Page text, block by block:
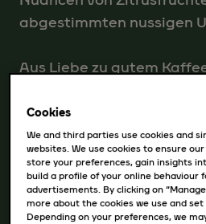
abgestimmten nussigen
Aus Liebe zu gutem
unsere Jacobs Barista
Erlebnis direkt zu Dir
ausdrucksstarken
wir Deine
neues Level.
Cookies
We and third parties use cookies and
websites. We use cookies to ensure
store your preferences, gain insights
build a profile of your online behaviour
advertisements. By clicking on
more about the cookies we use and
Depending on your preferences, we